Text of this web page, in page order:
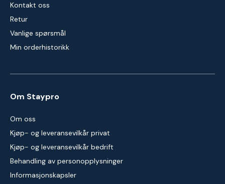
Kontakt oss
Retur
Vanlige spørsmål
Min orderhistorikk
Om Staypro
Om oss
Kjøp- og leveransevilkår privat
Kjøp- og leveransevilkår bedrift
Behandling av personopplysninger
Informasjonskapsler